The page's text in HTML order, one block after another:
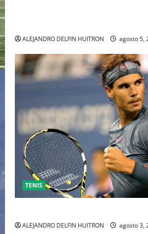
ALEJANDRO DELFIN HUITRON agosto 5,
TENIS
ALEJANDRO DELFIN HUITRON agosto 3,